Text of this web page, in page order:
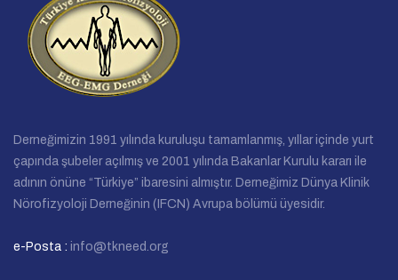
Derneğimizin 1991 yılında kuruluşu tamamlanmış, yıllar içinde yurt
çapında şubeler açılmış ve 2001 yılında Bakanlar Kurulu kararı ile
adının önüne “Türkiye” ibaresini almıştır. Derneğimiz Dünya Klinik
Nörofizyoloji Derneğinin (IFCN) Avrupa bölümü üyesidir.
e-Posta : info@tkneed.org